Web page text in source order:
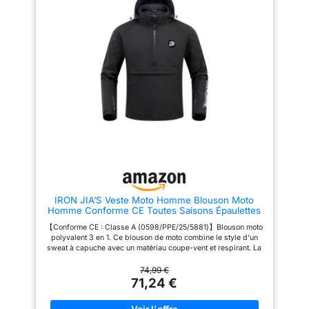
référer attentivement au tableau
des tailles pour choisir votre
taille avant de commander. LA
QUALITÉ EST NOTRE CULTURE.
Qualité garantie par au moins 6
mois de garantie. Si vous avez
des questions, n'hésitez pas à
nous envoyer un courriel. Nous
répondrons dans les 24 heures
une doublure et un équipement
de protection amovibles. Il offre
des poches zippées à double
épaisseur de grande capacité
pour un grand espace de
rangement. La fermeture éclair
latérale permet un ajustement
flexible de la taille, ce qui
facilite l'enfilage et le retrait et
améliore la respirabilité. Motif
quadrillé en losange sur les
De plus, la protection dorsale
amovible en EVA assure une
protection complète contre les
dangers potentiels. La
conception élégante de la
bande réfléchissante améliore
doublure de la veste de moto
pour la peau et de matériaux de
IRON JIA’S Veste Moto Homme Blouson Moto
Homme Conforme CE Toutes Saisons Épaulettes
et coudières CE Doublure Amovible pour Protéger
du Froid et du Vent Noir M
【Conforme CE : Classe A (0598/PPE/25/5881)】Blouson moto
polyvalent 3 en 1. Ce blouson de moto combine le style d'un
sweat à capuche avec un matériau coupe-vent et respirant. La
couche isolante. En hiver, la combinaison de la doublure et du
blouson extérieur en fait un blouson de moto chaud, idéal pour
une utilisation toute l'année 【Meilleurs détails】Veste de moto
d'hiver IRON JIA’Scomprend une capuche, une doublure et un
74,99 €
71,24 €